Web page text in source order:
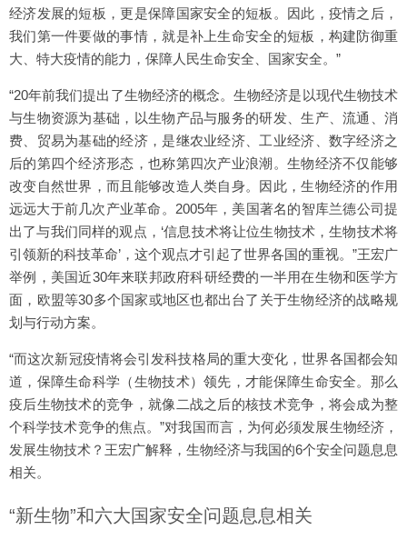
经济发展的短板，更是保障国家安全的短板。因此，疫情之后，
我们第一件要做的事情，就是补上生命安全的短板，构建防御重
大、特大疫情的能力，保障人民生命安全、国家安全。”
“20年前我们提出了生物经济的概念。生物经济是以现代生物技术
与生物资源为基础，以生物产品与服务的研发、生产、流通、消
费、贸易为基础的经济，是继农业经济、工业经济、数字经济之
后的第四个经济形态，也称第四次产业浪潮。生物经济不仅能够
改变自然世界，而且能够改造人类自身。因此，生物经济的作用
远远大于前几次产业革命。2005年，美国著名的智库兰德公司提
出了与我们同样的观点，‘信息技术将让位生物技术，生物技术将
引领新的科技革命’，这个观点才引起了世界各国的重视。”王宏广
举例，美国近30年来联邦政府科研经费的一半用在生物和医学方
面，欧盟等30多个国家或地区也都出台了关于生物经济的战略规
划与行动方案。
“而这次新冠疫情将会引发科技格局的重大变化，世界各国都会知
道，保障生命科学（生物技术）领先，才能保障生命安全。那么
疫后生物技术的竞争，就像二战之后的核技术竞争，将会成为整
个科学技术竞争的焦点。”对我国而言，为何必须发展生物经济，
发展生物技术？王宏广解释，生物经济与我国的6个安全问题息息
相关。
“新生物”和六大国家安全问题息息相关